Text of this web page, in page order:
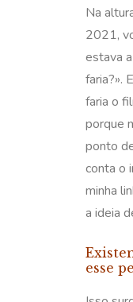
Na
2021,
estava
faria?».
faria o
porque
ponto
conta o
minha
a ideia
esse